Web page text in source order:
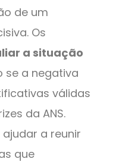
de um
Os
a situação
se a negativa
válidas
da ANS.
a reunir
que